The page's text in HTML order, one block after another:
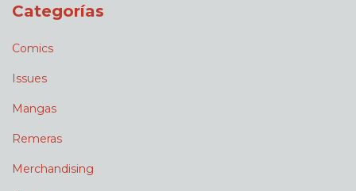
Categorías
Comics
Issues
Mangas
Remeras
Merchandising